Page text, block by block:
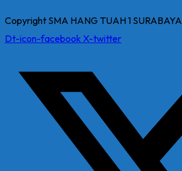
Copyright SMA HANG TUAH 1 SURABAYA
Dt-icon-facebook X-twitter